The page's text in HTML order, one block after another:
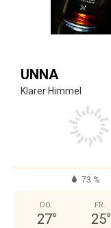
UNNA
Klarer Himmel
73 %
DO.
27°
FR.
25°